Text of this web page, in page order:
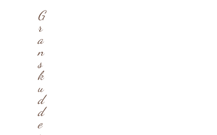
G
r
a
n
s
k
u
d
d
e